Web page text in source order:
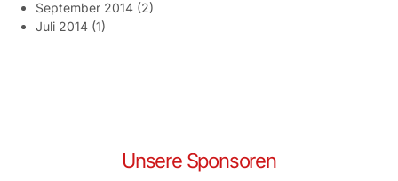
September 2014 (2)
Juli 2014 (1)
Unsere Sponsoren